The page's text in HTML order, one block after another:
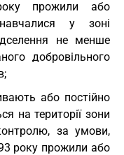
прожили або
у зоні
не менше
добровільного
або постійно
на території зони
за умови,
року прожили або